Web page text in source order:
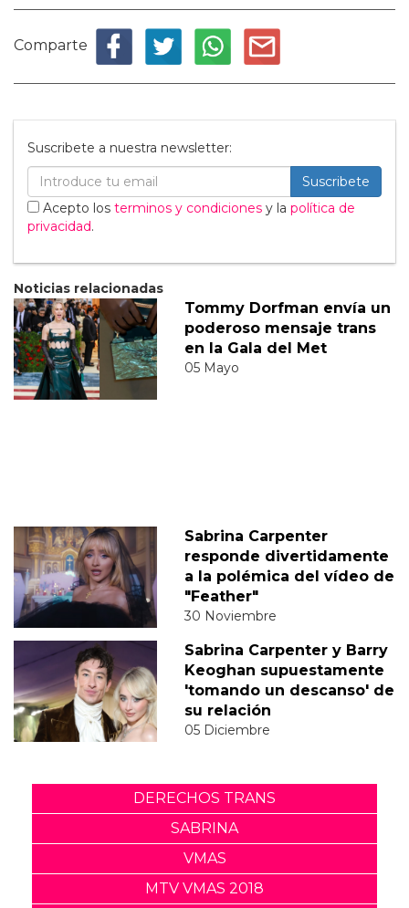
Comparte
Suscribete a nuestra newsletter:
Suscribete
Acepto los terminos y condiciones y la política de
privacidad.
Noticias relacionadas
Tommy Dorfman envía un
poderoso mensaje trans
en la Gala del Met
05 Mayo
Sabrina Carpenter
responde divertidamente
a la polémica del vídeo de
"Feather"
30 Noviembre
Sabrina Carpenter y Barry
Keoghan supuestamente
'tomando un descanso' de
su relación
05 Diciembre
DERECHOS TRANS
SABRINA
VMAS
MTV VMAS 2018